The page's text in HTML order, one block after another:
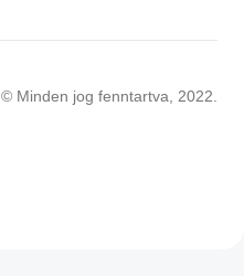
© Minden jog fenntartva, 2022.